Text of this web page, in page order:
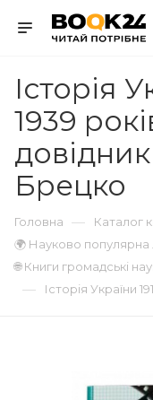
Історія
1939
Брецко
Головна — Каталог
🌍 Науково популярна
🌐 Книги громадські
— Історія України